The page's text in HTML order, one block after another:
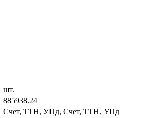
шт.
885938.24
Счет, ТТН, УПд, Счет, ТТН, УПд